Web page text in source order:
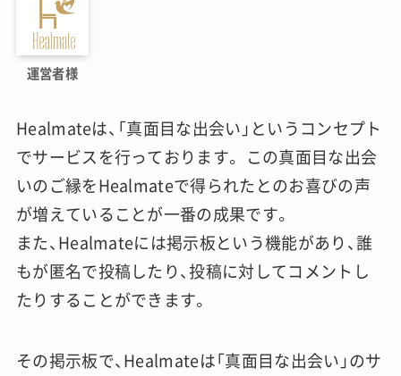
運営者様
Healmateは、「真面目な出会い」というコンセプト
でサービスを行っております。 この真面目な出会
いのご縁をHealmateで得られたとのお喜びの声
が増えていることが一番の成果です。
また、Healmateには掲示板という機能があり、誰
もが匿名で投稿したり、投稿に対してコメントし
たりすることができます。
その掲示板で、Healmateは「真面目な出会い」のサ